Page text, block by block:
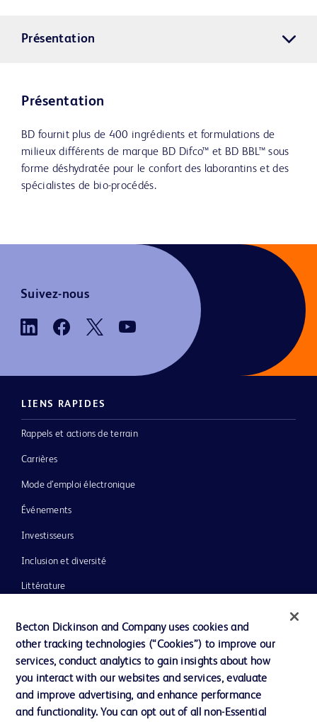
Présentation
Présentation
BD fournit plus de 400 ingrédients et formulations de
milieux différents de marque BD Difco™ et BD BBL™ sous
forme déshydratée pour le confort des laborantins et des
spécialistes de bio-procédés.
Suivez-nous
LIENS RAPIDES
Rappels et actions de terrain
Carrières
Mode d’emploi électronique
Événements
Investisseurs
Inclusion et diversité
Littérature
Notre entreprise
Éthique et conformité
Assistance
Becton Dickinson and Company uses cookies and
other tracking technologies (“Cookies”) to improve our
services, conduct analytics to gain insights about how
you interact with our websites and services, evaluate
and improve advertising, and enhance performance
and functionality. You can opt out of all non-Essential